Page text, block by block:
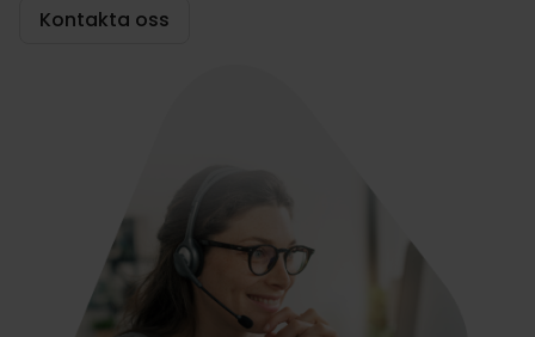
Kontakta oss